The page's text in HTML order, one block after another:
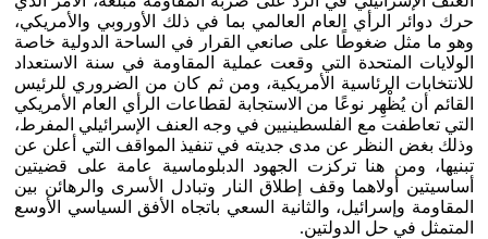
حرك دوائر الرأي العام العالمي بما في ذلك الأوروبي والأمريكي،
وهو ما مثل ضغوطًا على صانعي القرار في الساحة الدولية خاصة
الولايات المتحدة التي وقعت عملية المقاومة في سنة الاستعداد
للانتخابات الرئاسية الأمريكية، ومن ثم كان من الضروري للرئيس
القائم أن يُظْهِر نوعًا من الاستجابة لقطاعات الرأي العام الأمريكي
التي تعاطفت مع الفلسطينيين في وجه العنف الإسرائيلي المفرط،
وذلك بغض النظر عن مدى جديته في تنفيذ المواقف التي أعلن عن
تبنيها، ومن هنا تركزت الجهود الدبلوماسية عامة على قضيتين
أساسيتين أولاهما وقف إطلاق النار وتبادل الأسرى والرهائن بين
المقاومة وإسرائيل، والثانية السعي باتجاه الأفق السياسي الأوسع
المتمثل في حل الدولتين.